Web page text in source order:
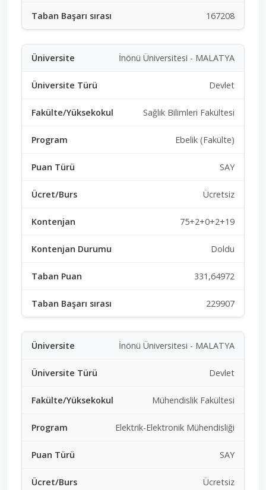
167208
İnönü Üniversitesi - MALATYA
Devlet
Sağlık Bilimleri Fakültesi
Ebelik (Fakülte)
SAY
Ücretsiz
75+2+0+2+19
Doldu
331,64972
229907
İnönü Üniversitesi - MALATYA
Devlet
Mühendislik Fakültesi
Elektrik-Elektronik Mühendisliği
SAY
Ücretsiz